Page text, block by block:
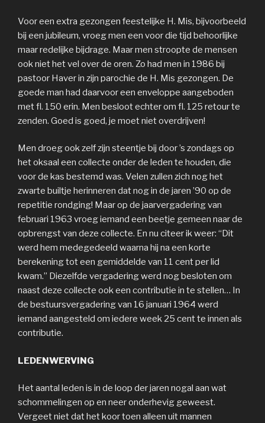
Voor een extra gezongen feestelijke H. Mis, bijvoorbeeld
bij een jubileum, vroeg men een voor die tijd behoorlijke
maar redelijke bijdrage. Maar men stroopte de mensen
ook niet het vel over de oren. Zo had men in 1986 bij
pastoor Haver in zijn parochie de H. Mis gezongen. De
goede man had daarvoor een enveloppe aangeboden
met fl. 150 erin. Men besloot echter om fl. 125 retour te
zenden. Goed is goed, je moet niet overdrijven!
Men droeg ook zelf zijn steentje bij door ’s zondags op
het oksaal een collecte onder de leden te houden, die
voor de kas bestemd was. Velen zullen zich nog het
zwarte builtje herinneren dat nog in de jaren ’90 op de
repetitie rondging! Maar op de jaarvergadering van
februari 1963 vroeg iemand een beetje gemeen naar de
opbrengst van deze collecte. En nu citeer ik weer: “Dit
werd hem medegedeeld waarna hij na een korte
berekening tot een gemiddelde van 11 cent per lid
kwam.” Diezelfde vergadering werd nog besloten om
naast deze collecte ook een contributie in te stellen… In
de bestuursvergadering van 16 januari 1964 werd
iemand aangesteld om iedere week 25 cent te innen als
contributie.
LEDENWERVING
Het aantal leden is in de loop der jaren nogal aan wat
schommelingen op en neer onderhevig geweest.
Vergeet niet dat het koor toen alleen uit mannen